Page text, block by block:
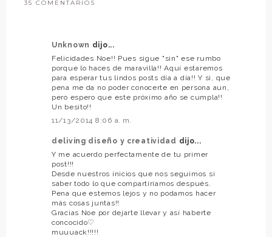
35 COMENTARIOS
Unknown dijo...
Felicidades Noe!! Pues sigue "sin" ese rumbo
porque lo haces de maravilla!! Aquí estaremos
para esperar tus lindos posts día a día!! Y si, que
pena me da no poder conocerte en persona aun,
pero espero que este próximo año se cumpla!!
Un besito!!
11/13/2014 8:06 a. m.
deliving diseño y creatividad dijo...
Y me acuerdo perfectamente de tu primer
post!!!
Desde nuestros inicios que nos seguimos si
saber todo lo que compartiríamos después.
Pena que estemos lejos y no podamos hacer
más cosas juntas!!
Gracias Noe por dejarte llevar y así haberte
concocido♡
muuuack!!!!!